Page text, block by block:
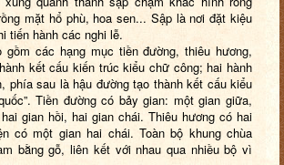
mặt hổ phù, hoa sen... Sập là nơi đặt kiệu
tiến hành các nghi lễ.
gồm các hạng mục tiền đường, thiêu hương,
kết cấu kiến trúc kiểu chữ công; hai hành
phía sau là hậu đường tạo thành kết cấu kiểu
Tiền đường có bảy gian: một gian giữa,
gian hồi, hai gian chái. Thiêu hương có hai
có một gian hai chái. Toàn bộ khung chùa
bằng gỗ, liên kết với nhau qua nhiều bộ vì